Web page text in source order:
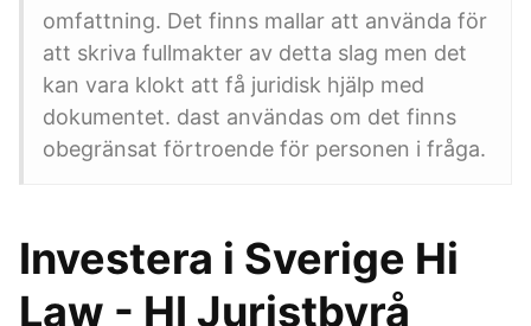
omfattning. Det finns mallar att använda för
att skriva fullmakter av detta slag men det
kan vara klokt att få juridisk hjälp med
dokumentet. dast användas om det finns
obegränsat förtroende för personen i fråga.
Investera i Sverige Hi
Law - HI Juristbyrå